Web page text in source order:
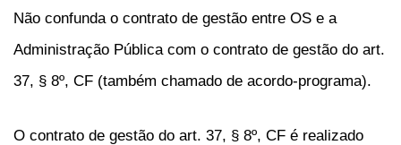
Não confunda o contrato de gestão entre OS e a
Administração Pública com o contrato de gestão do art.
37, § 8º, CF (também chamado de acordo-programa).
O contrato de gestão do art. 37, § 8º, CF é realizado